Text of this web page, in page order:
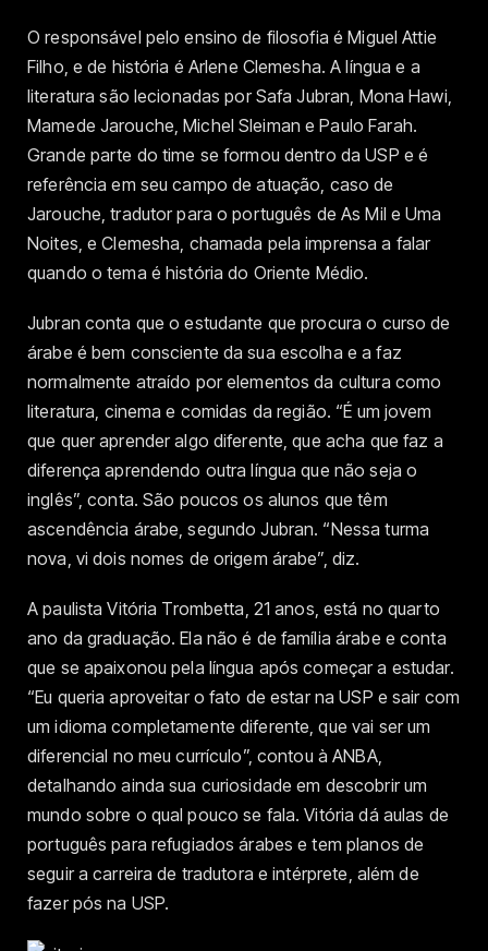
O responsável pelo ensino de filosofia é Miguel Attie
Filho, e de história é Arlene Clemesha. A língua e a
literatura são lecionadas por Safa Jubran, Mona Hawi,
Mamede Jarouche, Michel Sleiman e Paulo Farah.
Grande parte do time se formou dentro da USP e é
referência em seu campo de atuação, caso de
Jarouche, tradutor para o português de As Mil e Uma
Noites, e Clemesha, chamada pela imprensa a falar
quando o tema é história do Oriente Médio.
Jubran conta que o estudante que procura o curso de
árabe é bem consciente da sua escolha e a faz
normalmente atraído por elementos da cultura como
literatura, cinema e comidas da região. “É um jovem
que quer aprender algo diferente, que acha que faz a
diferença aprendendo outra língua que não seja o
inglês”, conta. São poucos os alunos que têm
ascendência árabe, segundo Jubran. “Nessa turma
nova, vi dois nomes de origem árabe”, diz.
A paulista Vitória Trombetta, 21 anos, está no quarto
ano da graduação. Ela não é de família árabe e conta
que se apaixonou pela língua após começar a estudar.
“Eu queria aproveitar o fato de estar na USP e sair com
um idioma completamente diferente, que vai ser um
diferencial no meu currículo”, contou à ANBA,
detalhando ainda sua curiosidade em descobrir um
mundo sobre o qual pouco se fala. Vitória dá aulas de
português para refugiados árabes e tem planos de
seguir a carreira de tradutora e intérprete, além de
fazer pós na USP.